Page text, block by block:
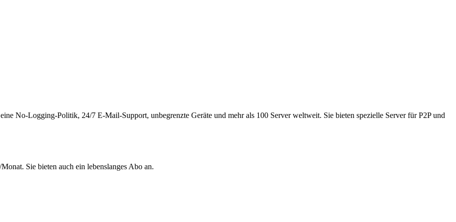
No-Logging-Politik, 24/7 E-Mail-Support, unbegrenzte Geräte und mehr als 100 Server weltweit. Sie bieten spezielle Server für P2P und
Sie bieten auch ein lebenslanges Abo an.